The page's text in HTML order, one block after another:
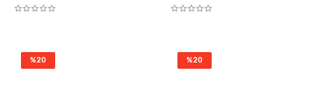
%20 %20